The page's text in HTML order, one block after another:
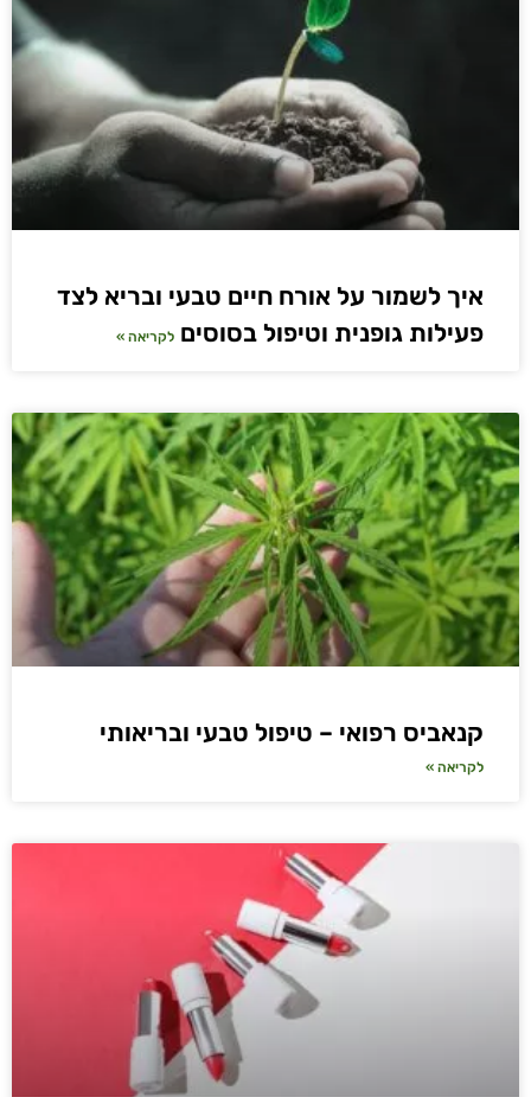
איך לשמור על אורח חיים טבעי ובריא לצד
פעילות גופנית וטיפול בסוסים לקריאה »
קנאביס רפואי – טיפול טבעי ובריאותי
לקריאה »